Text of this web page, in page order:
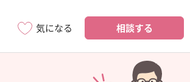
気になる 相談する